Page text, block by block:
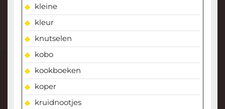
kleine
kleur
knutselen
kobo
kookboeken
koper
kruidnootjes